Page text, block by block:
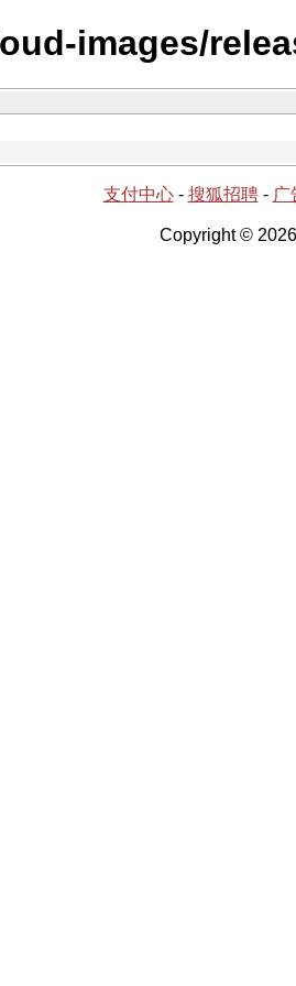
images/
支付中心- 搜狐招聘- 广
Copyright ©